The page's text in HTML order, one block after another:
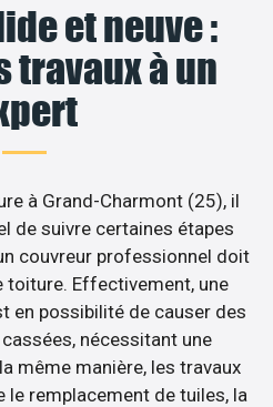
et neuve :
travaux à un
à Grand-Charmont (25), il
de suivre certaines étapes
couvreur professionnel doit
toiture. Effectivement, une
en possibilité de causer des
nécessitant une
même manière, les travaux
le remplacement de tuiles, la